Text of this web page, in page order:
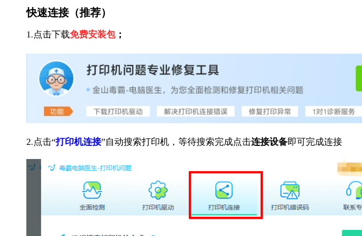
快速连接（推荐）
1.点击下载免费安装包；
2.点击“打印机连接”自动搜索打印机，等待搜索完成点击连接设备即可完成连接